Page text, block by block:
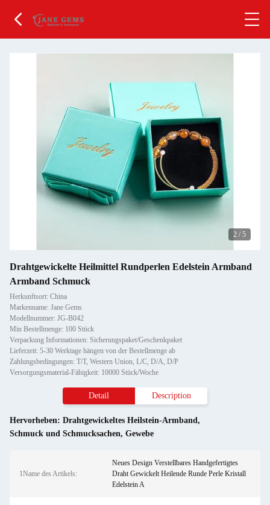
2 / 5
Drahtgewickelte Heilmittel Rundperlen Edelstein Armband
Armband Schmuck
Herkunftsort: China
Markenname: Jane Gems
Modellnummer: JG-B042
Min Bestellmenge: 100 Stück
Verpackung Informationen: Sicherungspaket/Geschenkpaket
Lieferzeit: 5-30 Werktage hängen von der Bestellmenge ab
Zahlungsbedingungen: T/T, Western Union, L/C, D/A, D/P
Versorgungsmaterial-Fähigkeit: 10000 Stück/Woche
Detail Description
Hervorheben: Drahtgewickeltes Heilstein-Armband,
Schmuck und Schmucksachen, Gewebe
1Name des Artikels:
Neues Design Verstellbares Handgefertigtes
Draht Gewickelt Heilende Runde Perle Kristall
Edelstein A